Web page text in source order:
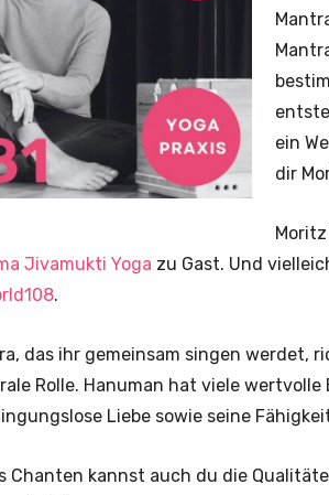
ein
dir
Jivamukti Yoga zu Gast. Und
.
das ihr gemeinsam singen werdet,
Rolle. Hanuman hat viele
Liebe sowie seine
Chanten kannst auch du die